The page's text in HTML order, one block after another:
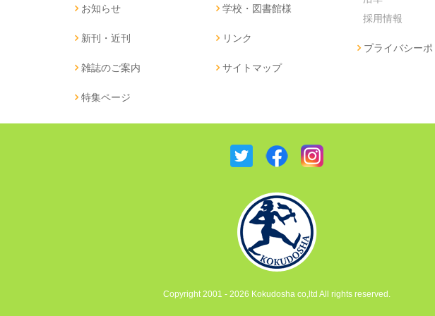
お知らせ
新刊・近刊
雑誌のご案内
特集ページ
学校・図書館様
リンク
サイトマップ
採用情報
プライバシーポ
Copyright 2001 - 2026 Kokudosha co,ltd All rights reserved.